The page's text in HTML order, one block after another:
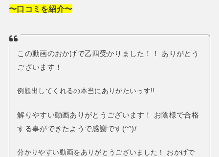
〜口コミを紹介〜
この動画のおかげで乙四受かりました！！
ありがとう
ございます！
例題出してくれるの本当にありがたいっす!!
解りやすい動画ありがとうございます！
お陰様で合格
する事ができたようで感謝です(^^)/
分かりやすい動画をありがとうございました！
おかげで